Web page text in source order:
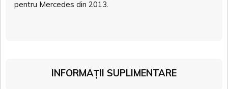
pentru Mercedes din 2013.
INFORMAȚII SUPLIMENTARE